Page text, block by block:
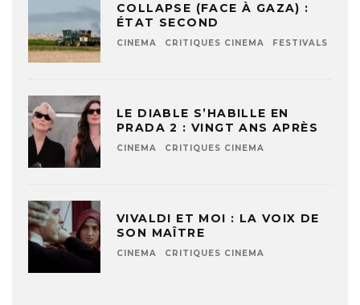
COLLAPSE (FACE À GAZA) :
ÉTAT SECOND
CINEMA CRITIQUES CINEMA FESTIVALS
LE DIABLE S’HABILLE EN
PRADA 2 : VINGT ANS APRÈS
CINEMA CRITIQUES CINEMA
VIVALDI ET MOI : LA VOIX DE
SON MAÎTRE
CINEMA CRITIQUES CINEMA